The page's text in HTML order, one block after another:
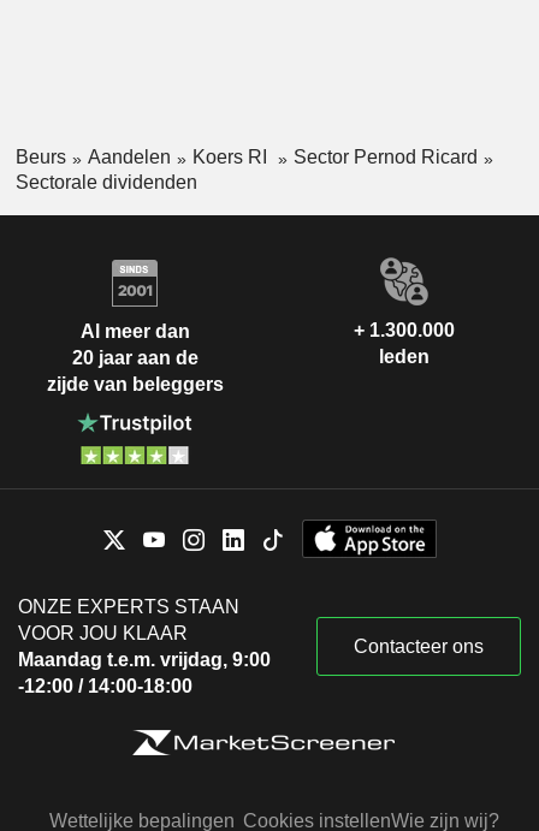
Beurs Aandelen Koers RI
Sector Pernod Ricard
Sectorale dividenden
Al meer dan
20 jaar aan de
zijde van beleggers
+ 1.300.000
leden
ONZE EXPERTS STAAN
VOOR JOU KLAAR
Maandag t.e.m. vrijdag, 9:00
-12:00 / 14:00-18:00
Contacteer ons
Wettelijke bepalingen Cookies instellenWie zijn wij?